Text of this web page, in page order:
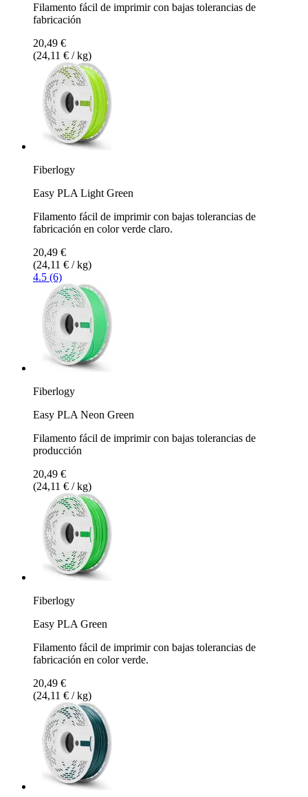
Filamento fácil de imprimir con bajas tolerancias de
fabricación
20,49 €
(24,11 € / kg)
Fiberlogy
Easy PLA Light Green
Filamento fácil de imprimir con bajas tolerancias de
fabricación en color verde claro.
20,49 €
(24,11 € / kg)
4.5 (6)
Fiberlogy
Easy PLA Neon Green
Filamento fácil de imprimir con bajas tolerancias de
producción
20,49 €
(24,11 € / kg)
Fiberlogy
Easy PLA Green
Filamento fácil de imprimir con bajas tolerancias de
fabricación en color verde.
20,49 €
(24,11 € / kg)